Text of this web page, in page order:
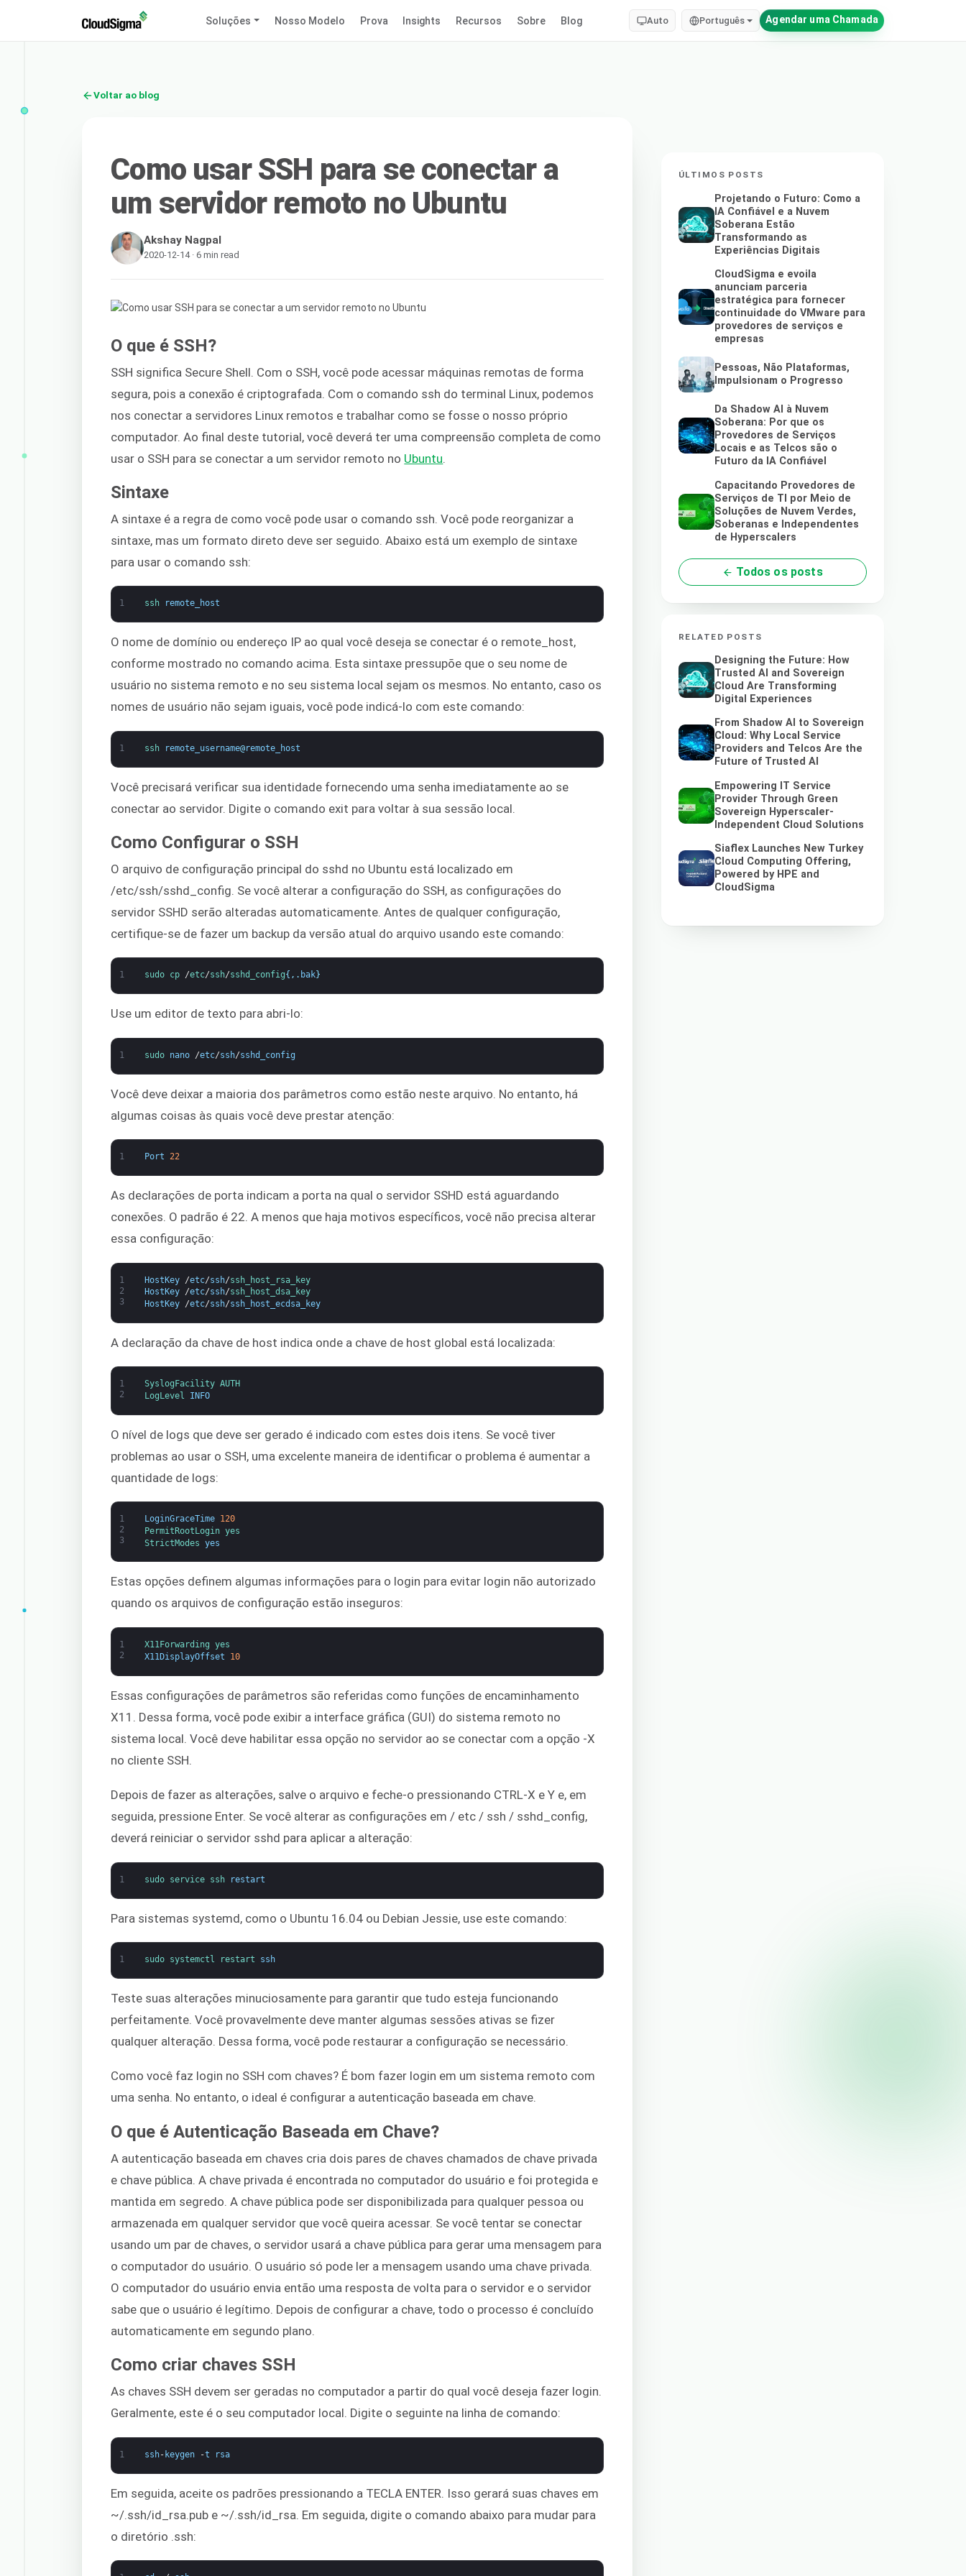
Soluções Nosso Modelo Prova Insights Recursos Sobre Blog Auto Português Agendar uma Chamada
Voltar ao blog
Como usar SSH para se conectar a
um servidor remoto no Ubuntu
Akshay Nagpal
2020-12-14 · 6 min read
O que é SSH?
SSH significa Secure Shell. Com o SSH, você pode acessar máquinas remotas de forma
segura, pois a conexão é criptografada. Com o comando ssh do terminal Linux, podemos
nos conectar a servidores Linux remotos e trabalhar como se fosse o nosso próprio
computador. Ao final deste tutorial, você deverá ter uma compreensão completa de como
usar o SSH para se conectar a um servidor remoto no Ubuntu
Sintaxe
A sintaxe é a regra de como você pode usar o comando ssh. Você pode reorganizar a
sintaxe, mas um formato direto deve ser seguido. Abaixo está um exemplo de sintaxe
para usar o comando ssh:
1 ssh remote_host
O nome de domínio ou endereço IP ao qual você deseja se conectar é o remote_host,
conforme mostrado no comando acima. Esta sintaxe pressupõe que o seu nome de
usuário no sistema remoto e no seu sistema local sejam os mesmos. No entanto, caso os
nomes de usuário não sejam iguais, você pode indicá-lo com este comando:
1 ssh remote_username@remote_host
Você precisará verificar sua identidade fornecendo uma senha imediatamente ao se
conectar ao servidor. Digite o comando exit para voltar à sua sessão local.
Como Configurar o SSH
O arquivo de configuração principal do sshd no Ubuntu está localizado em
/etc/ssh/sshd_config. Se você alterar a configuração do SSH, as configurações do
servidor SSHD serão alteradas automaticamente. Antes de qualquer configuração,
certifique-se de fazer um backup da versão atual do arquivo usando este comando:
1 sudo cp /etc/ssh/sshd_config{ , . bak}
Use um editor de texto para abri-lo:
1 sudo nano /etc/ssh/sshd_config
Você deve deixar a maioria dos parâmetros como estão neste arquivo. No entanto, há
algumas coisas às quais você deve prestar atenção:
1 Port 22
As declarações de porta indicam a porta na qual o servidor SSHD está aguardando
conexões. O padrão é 22. A menos que haja motivos específicos, você não precisa alterar
essa configuração:
1
2
3
HostKey /etc/ssh/ssh_host_rsa_key
HostKey /etc/ssh/ssh_host_dsa_key
HostKey /etc/ssh/ssh_host_ecdsa_key
A declaração da chave de host indica onde a chave de host global está localizada:
1
2
SyslogFacility AUTH
LogLevel INFO
O nível de logs que deve ser gerado é indicado com estes dois itens. Se você tiver
problemas ao usar o SSH, uma excelente maneira de identificar o problema é aumentar a
quantidade de logs:
1
2
3
LoginGraceTime 120
PermitRootLogin yes
StrictModes yes
Estas opções definem algumas informações para o login para evitar login não autorizado
quando os arquivos de configuração estão inseguros:
1
2
X11Forwarding yes
X11DisplayOffset
10
Essas configurações de parâmetros são referidas como funções de encaminhamento
X11. Dessa forma, você pode exibir a interface gráfica (GUI) do sistema remoto no
sistema local. Você deve habilitar essa opção no servidor ao se conectar com a opção -X
no cliente SSH.
Depois de fazer as alterações, salve o arquivo e feche-o pressionando CTRL-X e Y e, em
seguida, pressione Enter. Se você alterar as configurações em / etc / ssh / sshd_config,
deverá reiniciar o servidor sshd para aplicar a alteração:
1 sudo service ssh restart
Para sistemas systemd, como o Ubuntu 16.04 ou Debian Jessie, use este comando:
1 sudo systemctl restart ssh
Teste suas alterações minuciosamente para garantir que tudo esteja funcionando
perfeitamente. Você provavelmente deve manter algumas sessões ativas se fizer
qualquer alteração. Dessa forma, você pode restaurar a configuração se necessário.
Como você faz login no SSH com chaves? É bom fazer login em um sistema remoto com
uma senha. No entanto, o ideal é configurar a autenticação baseada em chave.
O que é Autenticação Baseada em Chave?
A autenticação baseada em chaves cria dois pares de chaves chamados de chave privada
e chave pública. A chave privada é encontrada no computador do usuário e foi protegida e
mantida em segredo. A chave pública pode ser disponibilizada para qualquer pessoa ou
armazenada em qualquer servidor que você queira acessar. Se você tentar se conectar
usando um par de chaves, o servidor usará a chave pública para gerar uma mensagem para
o computador do usuário. O usuário só pode ler a mensagem usando uma chave privada.
O computador do usuário envia então uma resposta de volta para o servidor e o servidor
sabe que o usuário é legítimo. Depois de configurar a chave, todo o processo é concluído
automaticamente em segundo plano.
Como criar chaves SSH
As chaves SSH devem ser geradas no computador a partir do qual você deseja fazer login.
Geralmente, este é o seu computador local. Digite o seguinte na linha de comando:
1 ssh- keygen -t rsa
Em seguida, aceite os padrões pressionando a TECLA ENTER. Isso gerará suas chaves em
~/.ssh/id_rsa.pub e ~/.ssh/id_rsa. Em seguida, digite o comando abaixo para mudar para
o diretório .ssh:
ÚLTIMOS POSTS
Projetando o Futuro: Como a
IA Confiável e a Nuvem
Soberana Estão
Transformando as
Experiências Digitais
CloudSigma e evoila
anunciam parceria
estratégica para fornecer
continuidade do VMware para
provedores de serviços e
empresas
Pessoas, Não Plataformas,
Impulsionam o Progresso
Da Shadow AI à Nuvem
Soberana: Por que os
Provedores de Serviços
Locais e as Telcos são o
Futuro da IA Confiável
Capacitando Provedores de
Serviços de TI por Meio de
Soluções de Nuvem Verdes,
Soberanas e Independentes
de Hyperscalers
Todos os posts
RELATED POSTS
Designing the Future: How
Trusted AI and Sovereign
Cloud Are Transforming
Digital Experiences
From Shadow AI to Sovereign
Cloud: Why Local Service
Providers and Telcos Are the
Future of Trusted AI
Empowering IT Service
Provider Through Green
Sovereign Hyperscaler-
Independent Cloud Solutions
Siaflex Launches New Turkey
Cloud Computing Offering,
Powered by HPE and
CloudSigma